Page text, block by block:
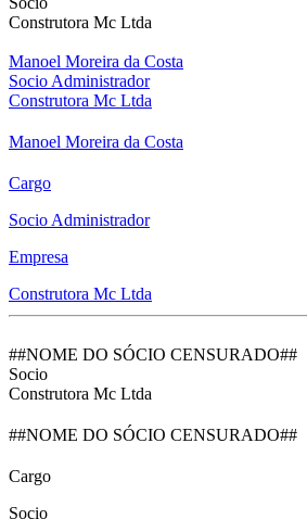
Construtora Mc Ltda
Manoel Moreira da Costa
Socio Administrador
Construtora Mc Ltda
Manoel Moreira da Costa
Cargo
Socio Administrador
Empresa
Construtora Mc Ltda
##NOME DO SÓCIO CENSURADO##
Socio
Construtora Mc Ltda
##NOME DO SÓCIO CENSURADO##
Cargo
Socio